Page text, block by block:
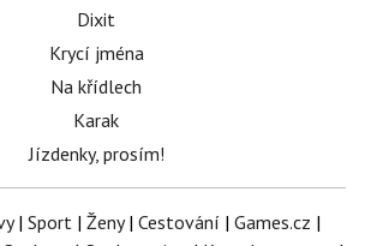
Dixit
Krycí jména
Na křídlech
Karak
Jízdenky, prosím!
| Sport | Ženy| Cestování | Games.cz |